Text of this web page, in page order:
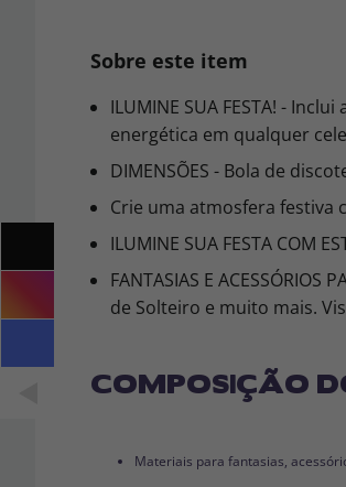
Sobre este item
ILUMINE SUA FESTA! -
energética em qualquer
DIMENSÕES - Bola de
Crie uma atmosfera festiva
ILUMINE SUA FESTA COM
FANTASIAS E
de Solteiro e muito mais.
COMPOSIÇÃO
Materiais para fantasias,